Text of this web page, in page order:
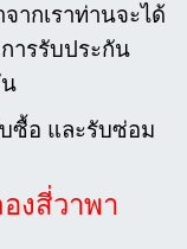
ากเราท่านจะได้
ารรับประกัน
ซื้อ และรับซ่อม
งสี่วาพา